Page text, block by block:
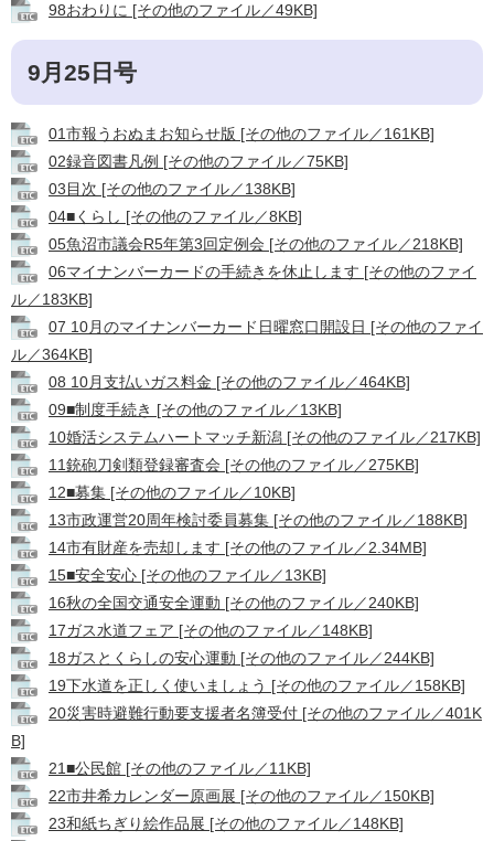
98おわりに [その他のファイル／49KB]
9月25日号
01市報うおぬまお知らせ版 [その他のファイル／161KB]
02録音図書凡例 [その他のファイル／75KB]
03目次 [その他のファイル／138KB]
04■くらし [その他のファイル／8KB]
05魚沼市議会R5年第3回定例会 [その他のファイル／218KB]
06マイナンバーカードの手続きを休止します [その他のファイ
ル／183KB]
07 10月のマイナンバーカード日曜窓口開設日 [その他のファイ
ル／364KB]
08 10月支払いガス料金 [その他のファイル／464KB]
09■制度手続き [その他のファイル／13KB]
10婚活システムハートマッチ新潟 [その他のファイル／217KB]
11銃砲刀剣類登録審査会 [その他のファイル／275KB]
12■募集 [その他のファイル／10KB]
13市政運営20周年検討委員募集 [その他のファイル／188KB]
14市有財産を売却します [その他のファイル／2.34MB]
15■安全安心 [その他のファイル／13KB]
16秋の全国交通安全運動 [その他のファイル／240KB]
17ガス水道フェア [その他のファイル／148KB]
18ガスとくらしの安心運動 [その他のファイル／244KB]
19下水道を正しく使いましょう [その他のファイル／158KB]
20災害時避難行動要支援者名簿受付 [その他のファイル／401K
B]
21■公民館 [その他のファイル／11KB]
22市井希カレンダー原画展 [その他のファイル／150KB]
23和紙ちぎり絵作品展 [その他のファイル／148KB]